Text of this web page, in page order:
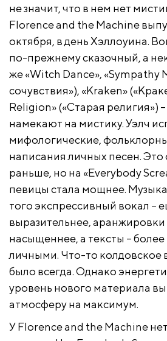
не значит, что в нем нет
Florence and the Machine
октября, в день Хэллоуина.
по-прежнему сказочный, а
же «Witch Dance», «Sympathy
сочувствия»), «Kraken»
Religion» («Старая религия»)
намекают на мистику. Уэлч
мифологические,
написания личных песен. Это
раньше, но на «Everybody
певицы стала мощнее. Музыка
того экспрессивный вокал –
выразительнее,
насыщеннее, а тексты –
личными. Что-то колдовское
было всегда. Однако
уровень нового материала
атмосферу на максимум.
У Florence and the Machine